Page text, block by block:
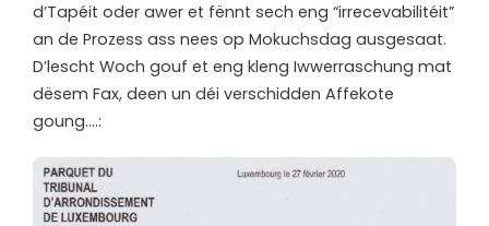
d’Tapéit oder awer et fënnt sech eng “irrecevabilitéit”
an de Prozess ass nees op Mokuchsdag ausgesaat.
D’lescht Woch gouf et eng kleng Iwwerraschung mat
dësem Fax, deen un déi verschidden Affekote
goung….: